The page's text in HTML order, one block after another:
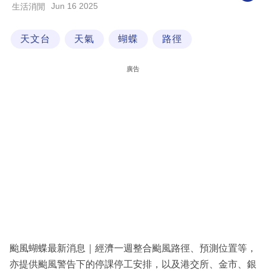
科
區
生活消閒 Jun 16 2025
天文台 天氣 蝴蝶 路徑
廣告
颱風蝴蝶最新消息｜經濟一週整合颱風路徑、預測位置等，
亦提供颱風警告下的停課停工安排，以及港交所、金市、銀